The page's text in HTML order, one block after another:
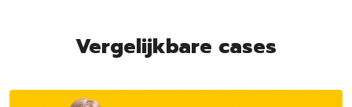
Vergelijkbare cases